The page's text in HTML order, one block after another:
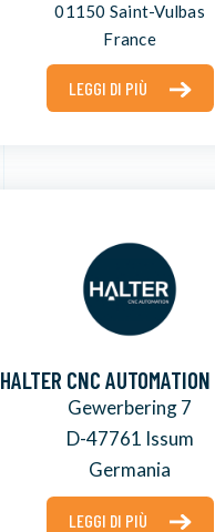
01150 Saint-Vulbas
France
LEGGI DI PIÙ
HALTER CNC AUTOMATION
Gewerbering 7
D-47761 Issum
Germania
LEGGI DI PIÙ